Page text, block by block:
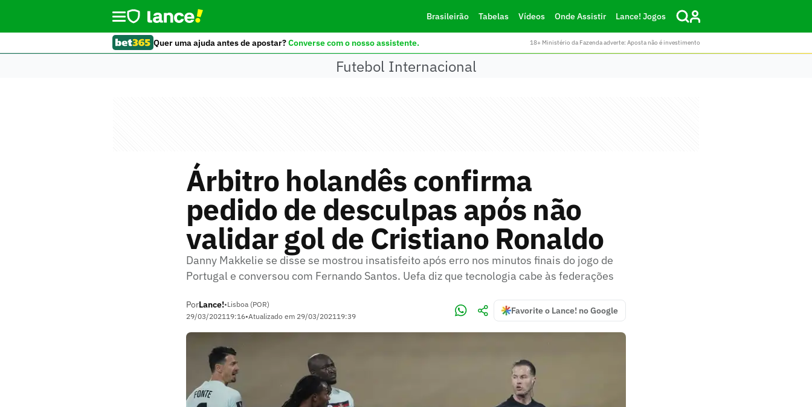
Brasileirão Tabelas Vídeos Onde Assistir Lance! Jogos
Quer uma ajuda antes de apostar?Converse com o nosso assistente. 18+ Ministério da Fazenda adverte: Aposta não é investimento
Futebol Internacional
Árbitro holandês confirma
pedido de desculpas após não
validar gol de Cristiano Ronaldo
Danny Makkelie se disse se mostrou insatisfeito após erro nos minutos finais do jogo de
Portugal e conversou com Fernando Santos. Uefa diz que tecnologia cabe às federações
PorLance!•Lisboa (POR)
29/03/202119:16•Atualizado em 29/03/202119:39
Favorite o Lance! no Google